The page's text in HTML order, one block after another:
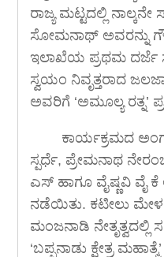
ರಾಜ್ಯ ಮಟ್ಟದಲ್ಲಿ ನಾಲ್ಕನೇ
ಸೋಮನಾಥ್ ಅವರನ್ನು
ಇಲಾಖೆಯ ಪ್ರಥಮ ದರ್ಜೆ
ಸ್ವಯಂ ನಿವೃತ್ತರಾದ
ಅವರಿಗೆ ‘ಅಮೂಲ್ಯ ರತ್ನ’
ಕಾರ್ಯಕ್ರಮದ
ಸ್ಪರ್ಧೆ, ಪ್ರೇಮನಾಥ
ಎಸ್ ಹಾಗೂ ವೈಷ್ಣವಿ ವೈ
ನಡೆಯಿತು. ಕಟೀಲು
ಮಂಜನಾಡಿ
‘ಬಪ್ಪನಾಡು ಕ್ಷೇತ್ರ